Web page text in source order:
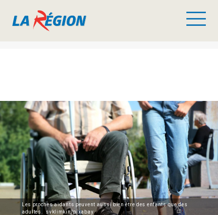
Les proches aidants peuvent aussi bien être des enfants que des
adultes. svklimkin/pixabay